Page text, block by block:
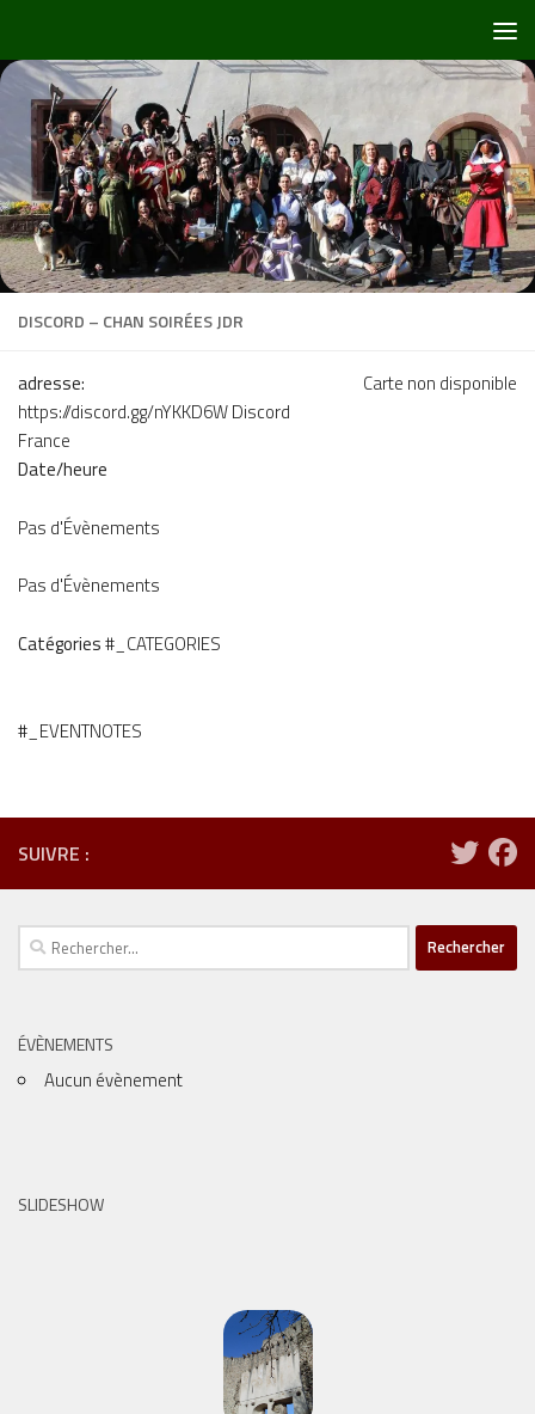
DISCORD – CHAN SOIRÉES JDR
Carte non disponible
adresse:
https://discord.gg/nYKKD6W Discord
France
Date/heure
Pas d'Évènements
Pas d'Évènements
Catégories#_CATEGORIES
#_EVENTNOTES
SUIVRE :
Rechercher :
ÉVÈNEMENTS
Aucun évènement
SLIDESHOW